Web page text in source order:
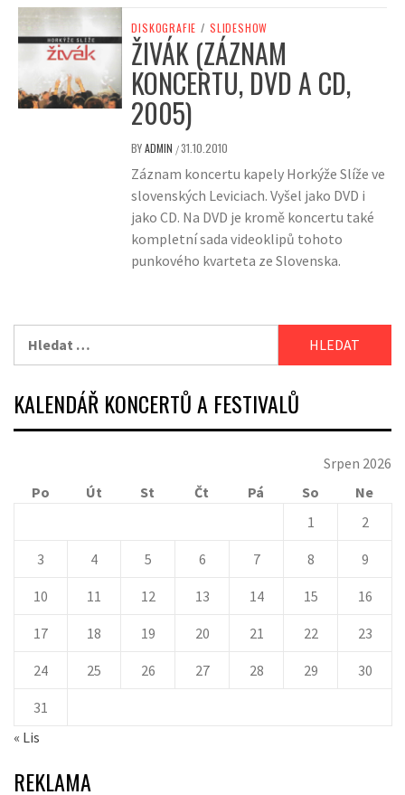
DISKOGRAFIE / SLIDESHOW
ŽIVÁK (ZÁZNAM
KONCERTU, DVD A CD,
2005)
BYADMIN /31.10.2010
Záznam koncertu kapely Horkýže Slíže ve
slovenských Leviciach. Vyšel jako DVD i
jako CD. Na DVD je kromě koncertu také
kompletní sada videoklipů tohoto
punkového kvarteta ze Slovenska.
KALENDÁŘ KONCERTŮ A FESTIVALŮ
Srpen 2026
Po
Út St Čt Pá So
Ne
1
2
3 4 5 6 7 8 9
10 11 12 13 14 15 16
17 18 19 20 21 22 23
24 25 26 27 28 29 30
31
« Lis
REKLAMA